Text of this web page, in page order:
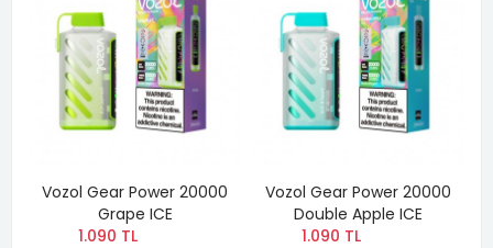
Vozol Gear Power 20000
Grape ICE
1.090 TL
Vozol Gear Power 20000
Double Apple ICE
1.090 TL